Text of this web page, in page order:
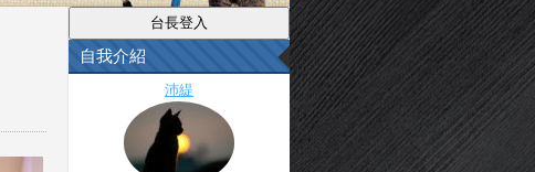
自我介紹
沛緹